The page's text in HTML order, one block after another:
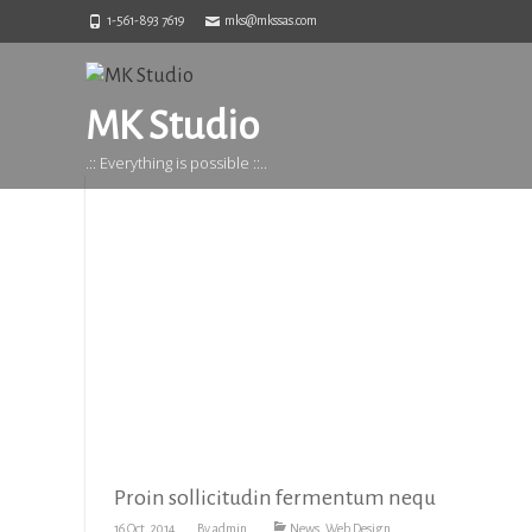
1-561-893 7619 mks@mkssas.com
MK Studio
.:: Everything is possible ::..
Category Archives: Web Design
Proin sollicitudin fermentum nequ
16 Oct, 2014 Byadmin News Web Design